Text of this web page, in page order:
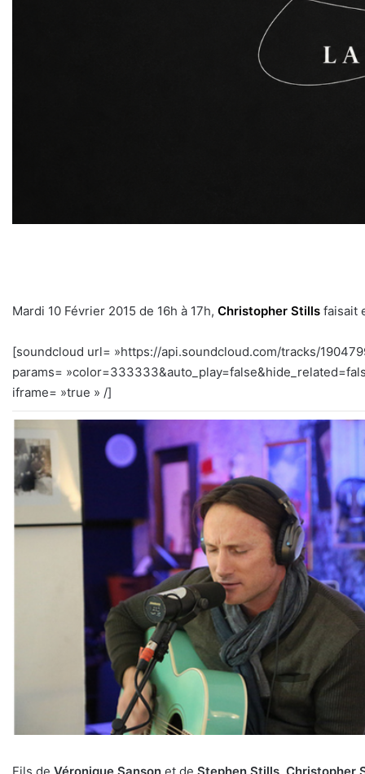
Mardi 10 Février 2015 de 16h à 17h, Christopher Stills faisait
[soundcloud url= »https://api.soundcloud.com/tracks/
params=
iframe= »true » /]